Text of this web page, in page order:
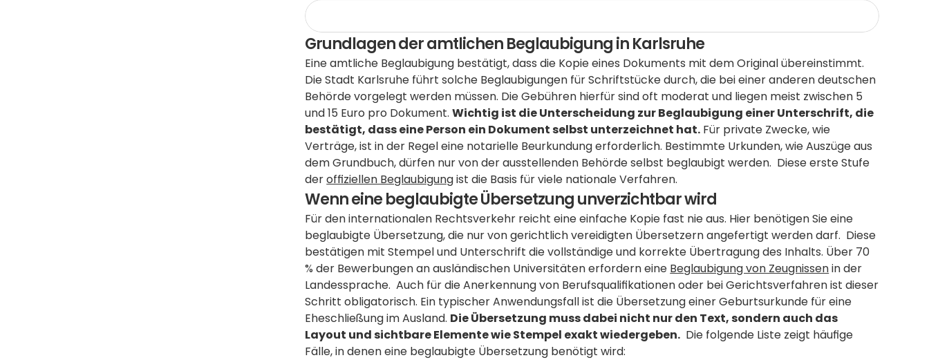
Grundlagen der amtlichen Beglaubigung in Karlsruhe
Eine amtliche Beglaubigung bestätigt, dass die Kopie eines Dokuments mit dem Original übereinstimmt.
Die Stadt Karlsruhe führt solche Beglaubigungen für Schriftstücke durch, die bei einer anderen deutschen
Behörde vorgelegt werden müssen. Die Gebühren hierfür sind oft moderat und liegen meist zwischen 5
und 15 Euro pro Dokument. Wichtig ist die Unterscheidung zur Beglaubigung einer Unterschrift, die
bestätigt, dass eine Person ein Dokument selbst unterzeichnet hat. Für private Zwecke, wie
Verträge, ist in der Regel eine notarielle Beurkundung erforderlich. Bestimmte Urkunden, wie Auszüge aus
dem Grundbuch, dürfen nur von der ausstellenden Behörde selbst beglaubigt werden.  Diese erste Stufe
der offiziellen Beglaubigung ist die Basis für viele nationale Verfahren.
Wenn eine beglaubigte Übersetzung unverzichtbar wird
Für den internationalen Rechtsverkehr reicht eine einfache Kopie fast nie aus. Hier benötigen Sie eine
beglaubigte Übersetzung, die nur von gerichtlich vereidigten Übersetzern angefertigt werden darf.  Diese
bestätigen mit Stempel und Unterschrift die vollständige und korrekte Übertragung des Inhalts. Über 70
% der Bewerbungen an ausländischen Universitäten erfordern eine Beglaubigung von Zeugnissen in der
Landessprache.  Auch für die Anerkennung von Berufsqualifikationen oder bei Gerichtsverfahren ist dieser
Schritt obligatorisch. Ein typischer Anwendungsfall ist die Übersetzung einer Geburtsurkunde für eine
Eheschließung im Ausland. Die Übersetzung muss dabei nicht nur den Text, sondern auch das
Layout und sichtbare Elemente wie Stempel exakt wiedergeben.
  Die folgende Liste zeigt häufige
Fälle, in denen eine beglaubigte Übersetzung benötigt wird: